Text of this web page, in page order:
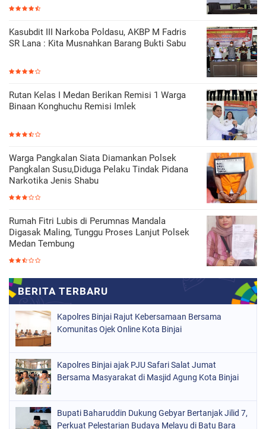
Kasubdit III Narkoba Poldasu, AKBP M Fadris
SR Lana : Kita Musnahkan Barang Bukti Sabu
Rutan Kelas I Medan Berikan Remisi 1 Warga
Binaan Konghuchu Remisi Imlek
Warga Pangkalan Siata Diamankan Polsek
Pangkalan Susu,Diduga Pelaku Tindak Pidana
Narkotika Jenis Shabu
Rumah Fitri Lubis di Perumnas Mandala
Digasak Maling, Tunggu Proses Lanjut Polsek
Medan Tembung
Kapolres Binjai Rajut Kebersamaan Bersama
Komunitas Ojek Online Kota Binjai
Kapolres Binjai ajak PJU Safari Salat Jumat
Bersama Masyarakat di Masjid Agung Kota Binjai
Bupati Baharuddin Dukung Gebyar Bertanjak Jilid 7,
Perkuat Pelestarian Budaya Melayu di Batu Bara